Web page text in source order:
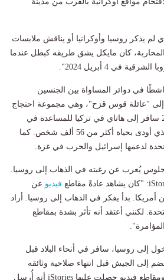
لم يذكر روسيا وأوكرانيا أو يناقش ملابسات
المحاربة، كان مايكل يشق طريقه كبطل عندما
في 4 أبريل 2024".
في دوائر المساواة بين الجنسين
إلى "عائلة قوس قزح"، وهي مجموعة احتجاج
بيئية يسارية، وفي عام 2023 سافر إلى هاتاي في تركيا للمساعدة في
جهود التعافي بعد الزلزال الذي أودى بحياة أكثر من 56 ألف شخص. كما
لدعمها إسرائيل والحرب في غزة.
جلوس يُعرب عن رغبته في الذهاب إلى روسيا.
فيديو عن
بدأ يفكر في الذهاب إلى روسيا. أراد
لكنني أعتقد أنه تأثر بشدة بمقاطع
إلى روسيا، سافر في أنحاء البلاد قبل
إلى الجيش قبل انتهاء صلاحية وثائقه
بفترة وجيزة. أظهرت صور ومقاطع فيديو حصلت عليها iStories أنه أُرسل